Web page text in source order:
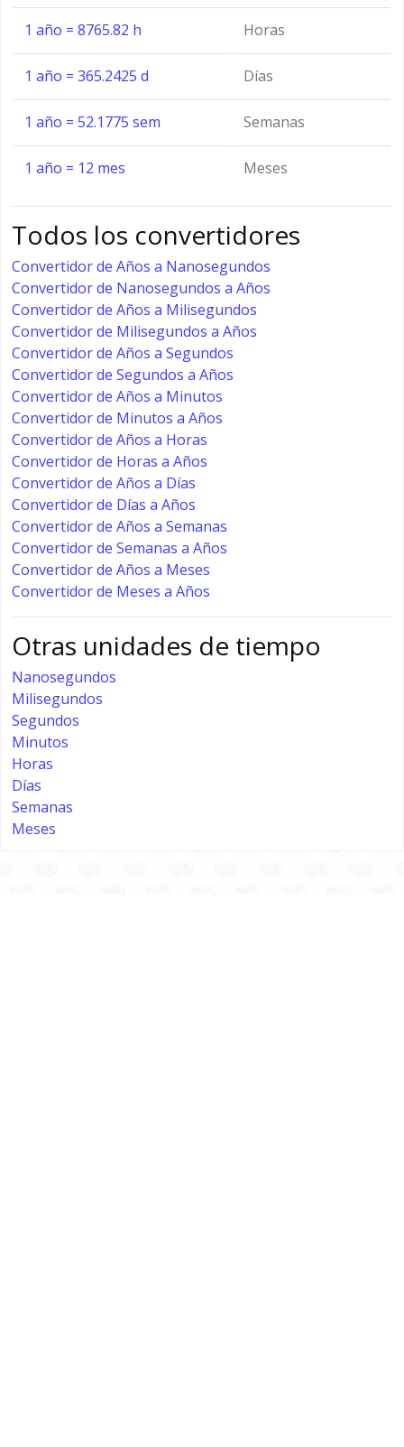
1 año = 8765.82 h Horas
1 año = 365.2425 d Días
1 año = 52.1775 sem Semanas
1 año = 12 mes Meses
Todos los convertidores
Convertidor de Años a Nanosegundos
Convertidor de Nanosegundos a Años
Convertidor de Años a Milisegundos
Convertidor de Milisegundos a Años
Convertidor de Años a Segundos
Convertidor de Segundos a Años
Convertidor de Años a Minutos
Convertidor de Minutos a Años
Convertidor de Años a Horas
Convertidor de Horas a Años
Convertidor de Años a Días
Convertidor de Días a Años
Convertidor de Años a Semanas
Convertidor de Semanas a Años
Convertidor de Años a Meses
Convertidor de Meses a Años
Otras unidades de tiempo
Nanosegundos
Milisegundos
Segundos
Minutos
Horas
Días
Semanas
Meses